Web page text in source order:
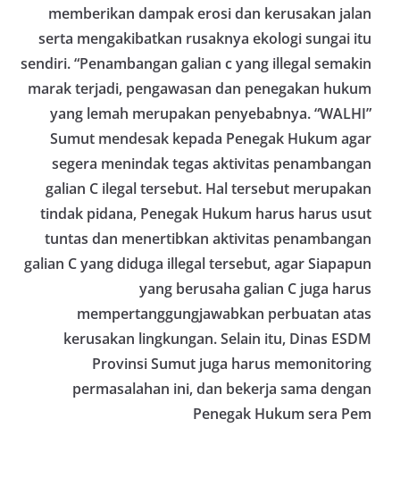
memberikan dampak erosi dan kerusakan jalan
serta mengakibatkan rusaknya ekologi sungai itu
sendiri. “Penambangan galian c yang illegal semakin
marak terjadi, pengawasan dan penegakan hukum
yang lemah merupakan penyebabnya. “WALHI”
Sumut mendesak kepada Penegak Hukum agar
segera menindak tegas aktivitas penambangan
galian C ilegal tersebut. Hal tersebut merupakan
tindak pidana, Penegak Hukum harus harus usut
tuntas dan menertibkan aktivitas penambangan
galian C yang diduga illegal tersebut, agar Siapapun
yang berusaha galian C juga harus
mempertanggungjawabkan perbuatan atas
kerusakan lingkungan. Selain itu, Dinas ESDM
Provinsi Sumut juga harus memonitoring
permasalahan ini, dan bekerja sama dengan
Penegak Hukum sera Pem